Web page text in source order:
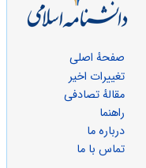
صفحهٔ اصلی
تغییرات اخیر
مقالهٔ تصادفی
راهنما
درباره ما
تماس با ما